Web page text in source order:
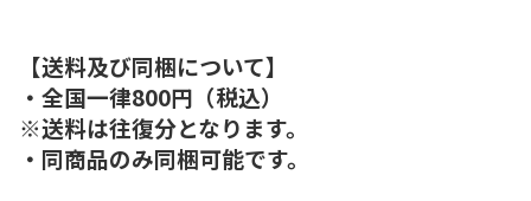
【送料及び同梱について】
・全国一律800円（税込）
※送料は往復分となります。
・同商品のみ同梱可能です。